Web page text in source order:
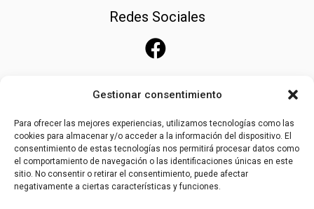
Gestionar consentimiento
Para ofrecer las mejores experiencias, utilizamos tecnologías como las
cookies para almacenar y/o acceder a la información del dispositivo. El
consentimiento de estas tecnologías nos permitirá procesar datos como
el comportamiento de navegación o las identificaciones únicas en este
sitio. No consentir o retirar el consentimiento, puede afectar
negativamente a ciertas características y funciones.
Redes Sociales